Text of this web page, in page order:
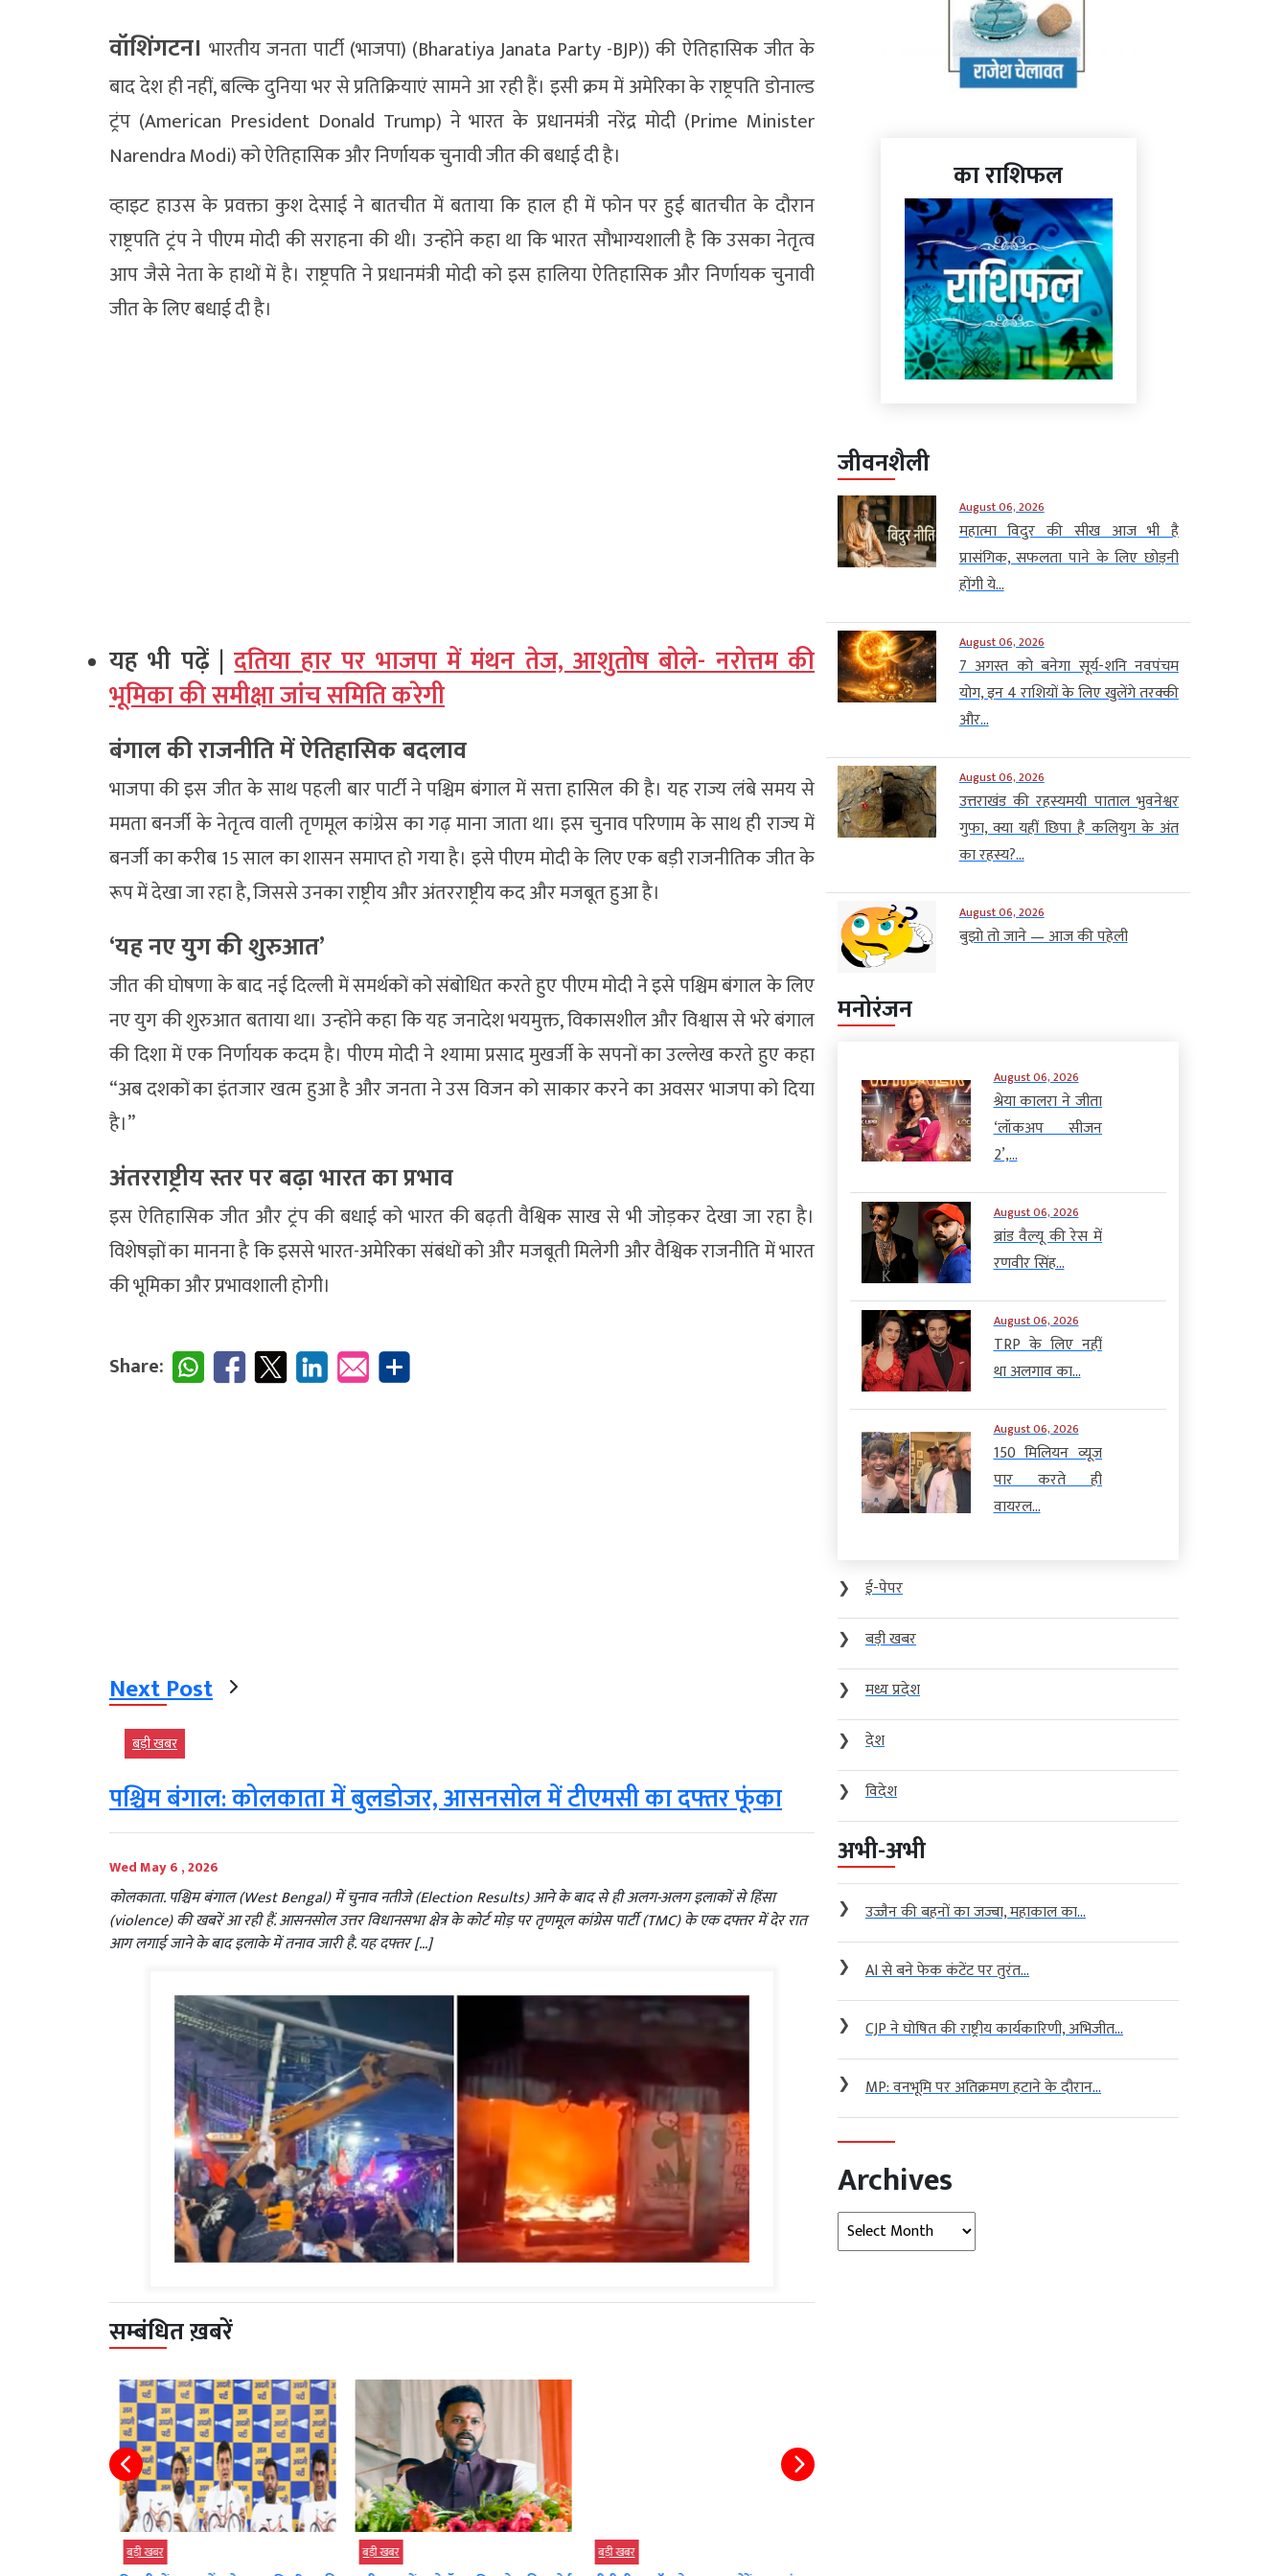
वॉशिंगटन। भारतीय जनता पार्टी (भाजपा) (Bharatiya Janata Party -BJP)) की ऐतिहासिक जीत के
बाद देश ही नहीं, बल्कि दुनिया भर से प्रतिक्रियाएं सामने आ रही हैं। इसी क्रम में अमेरिका के राष्ट्रपति डोनाल्ड
ट्रंप (American President Donald Trump) ने भारत के प्रधानमंत्री नरेंद्र मोदी (Prime Minister
Narendra Modi) को ऐतिहासिक और निर्णायक चुनावी जीत की बधाई दी है।
व्हाइट हाउस के प्रवक्ता कुश देसाई ने बातचीत में बताया कि हाल ही में फोन पर हुई बातचीत के दौरान
राष्ट्रपति ट्रंप ने पीएम मोदी की सराहना की थी। उन्होंने कहा था कि भारत सौभाग्यशाली है कि उसका नेतृत्व
आप जैसे नेता के हाथों में है। राष्ट्रपति ने प्रधानमंत्री मोदी को इस हालिया ऐतिहासिक और निर्णायक चुनावी
जीत के लिए बधाई दी है।
यह भी पढ़ें |दतिया हार पर भाजपा में मंथन तेज, आशुतोष बोले- नरोत्तम की
भूमिका की समीक्षा जांच समिति करेगी
बंगाल की राजनीति में ऐतिहासिक बदलाव
भाजपा की इस जीत के साथ पहली बार पार्टी ने पश्चिम बंगाल में सत्ता हासिल की है। यह राज्य लंबे समय से
ममता बनर्जी के नेतृत्व वाली तृणमूल कांग्रेस का गढ़ माना जाता था। इस चुनाव परिणाम के साथ ही राज्य में
बनर्जी का करीब 15 साल का शासन समाप्त हो गया है। इसे पीएम मोदी के लिए एक बड़ी राजनीतिक जीत के
रूप में देखा जा रहा है, जिससे उनका राष्ट्रीय और अंतरराष्ट्रीय कद और मजबूत हुआ है।
‘यह नए युग की शुरुआत’
जीत की घोषणा के बाद नई दिल्ली में समर्थकों को संबोधित करते हुए पीएम मोदी ने इसे पश्चिम बंगाल के लिए
नए युग की शुरुआत बताया था। उन्होंने कहा कि यह जनादेश भयमुक्त, विकासशील और विश्वास से भरे बंगाल
की दिशा में एक निर्णायक कदम है। पीएम मोदी ने श्यामा प्रसाद मुखर्जी के सपनों का उल्लेख करते हुए कहा
“अब दशकों का इंतजार खत्म हुआ है और जनता ने उस विजन को साकार करने का अवसर भाजपा को दिया
है।”
अंतरराष्ट्रीय स्तर पर बढ़ा भारत का प्रभाव
इस ऐतिहासिक जीत और ट्रंप की बधाई को भारत की बढ़ती वैश्विक साख से भी जोड़कर देखा जा रहा है।
विशेषज्ञों का मानना है कि इससे भारत-अमेरिका संबंधों को और मजबूती मिलेगी और वैश्विक राजनीति में भारत
की भूमिका और प्रभावशाली होगी।
Share:
Next Post
बड़ी खबर
पश्चिम बंगाल: कोलकाता में बुलडोजर, आसनसोल में टीएमसी का दफ्तर फूंका
Wed May 6 , 2026
कोलकाता. पश्चिम बंगाल (West Bengal) में चुनाव नतीजे (Election Results) आने के बाद से ही अलग-अलग इलाकों से हिंसा
(violence) की खबरें आ रही हैं. आसनसोल उत्तर विधानसभा क्षेत्र के कोर्ट मोड़ पर तृणमूल कांग्रेस पार्टी (TMC) के एक दफ्तर में देर रात
आग लगाई जाने के बाद इलाके में तनाव जारी है. यह दफ्तर […]
सम्बंधित ख़बरें
बड़ी खबर बड़ी खबर बड़ी खबर
का राशिफल
जीवनशैली
August 06, 2026
महात्मा विदुर की सीख आज भी है
प्रासंगिक, सफलता पाने के लिए छोड़नी
होंगी ये...
August 06, 2026
7 अगस्त को बनेगा सूर्य-शनि नवपंचम
योग, इन 4 राशियों के लिए खुलेंगे तरक्की
और...
August 06, 2026
उत्तराखंड की रहस्यमयी पाताल भुवनेश्वर
गुफा, क्या यहीं छिपा है कलियुग के अंत
का रहस्य?...
August 06, 2026
बुझो तो जाने — आज की पहेली
मनोरंजन
August 06, 2026
श्रेया कालरा ने जीता
‘लॉकअप सीजन
2’,...
August 06, 2026
ब्रांड वैल्यू की रेस में
रणवीर सिंह...
August 06, 2026
TRP के लिए नहीं
था अलगाव का...
August 06, 2026
150 मिलियन व्यूज
पार करते ही
वायरल...
❯
ई-पेपर
❯
बड़ी खबर
❯
मध्य प्रदेश
❯
देश
❯
विदेश
अभी-अभी
❯ उज्जैन की बहनों का जज्बा, महाकाल का...
❯ AI से बने फेक कंटेंट पर तुरंत...
❯ CJP ने घोषित की राष्ट्रीय कार्यकारिणी, अभिजीत...
❯ MP: वनभूमि पर अतिक्रमण हटाने के दौरान...
Archives
Archives